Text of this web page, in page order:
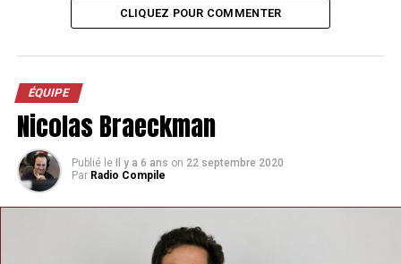
CLIQUEZ POUR COMMENTER
ÉQUIPE
Nicolas Braeckman
Publié le Il y a 6 ans on 22 septembre 2020
Par Radio Compile